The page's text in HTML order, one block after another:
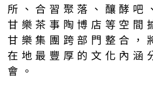
所、合習聚落、釀酵吧
甘樂茶事陶博店等空間
甘樂集團跨部門整合，
在地最豐厚的文化內涵
會。